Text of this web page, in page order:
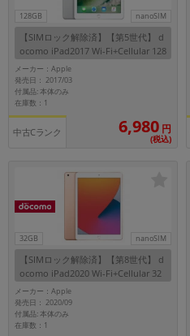
128GB nanoSIM
【SIMロック解除済】【第5世代】 d
ocomo iPad2017 Wi-Fi+Cellular 128
GB シルバー MP272J/A A1823
メーカー：Apple
発売日： 2017/03
付属品: 本体のみ
在庫数：1
中古Cランク 6,980 円
(税込)
32GB nanoSIM
【SIMロック解除済】【第8世代】 d
ocomo iPad2020 Wi-Fi+Cellular 32
GB ゴールド MYMK2J/A A2429
メーカー：Apple
発売日： 2020/09
付属品: 本体のみ
在庫数：1
円 ～
発売日
年
各項目のチェックボックスは「or検索」となります。
ただし機能別のみ「and検索」となります。